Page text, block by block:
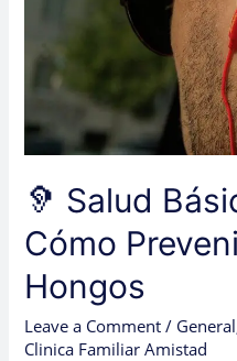
🦻 Salud
Cómo
Hongos
Leave a Comment / General
Clinica Familiar Amistad
Hongos